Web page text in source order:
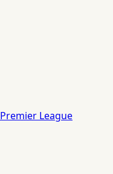
Premier League